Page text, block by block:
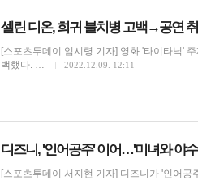
셀린 디온, 희귀 불치병 고백→공연
[스포츠투데이 임시령 기자] 영화 '타이타닉'
백했다. …
2022.12.09. 12:11
디즈니, '인어공주' 이어…'미녀와 야
[스포츠투데이 서지현 기자] 디즈니가 '인어공